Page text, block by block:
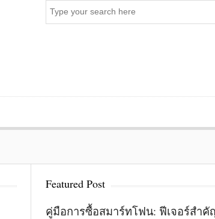
Featured Post
คู่มือการซื้อสมาร์ทโฟน: ฟีเจอร์สำ